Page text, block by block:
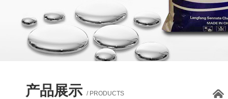
产品展示 / PRODUCTS